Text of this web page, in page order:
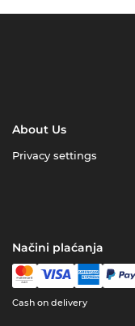
About Us
Privacy settings
Načini plaćanja
Cash on delivery